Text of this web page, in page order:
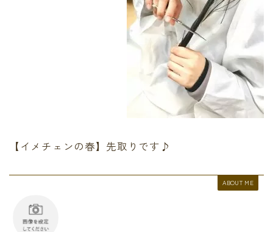
【イメチェンの春】先取りです♪
ABOUT ME